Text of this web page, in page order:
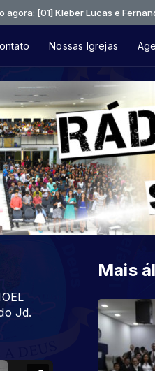
Kleber Lucas e Fernanda Brum -
Nossas Igrejas
Jd.
Mais